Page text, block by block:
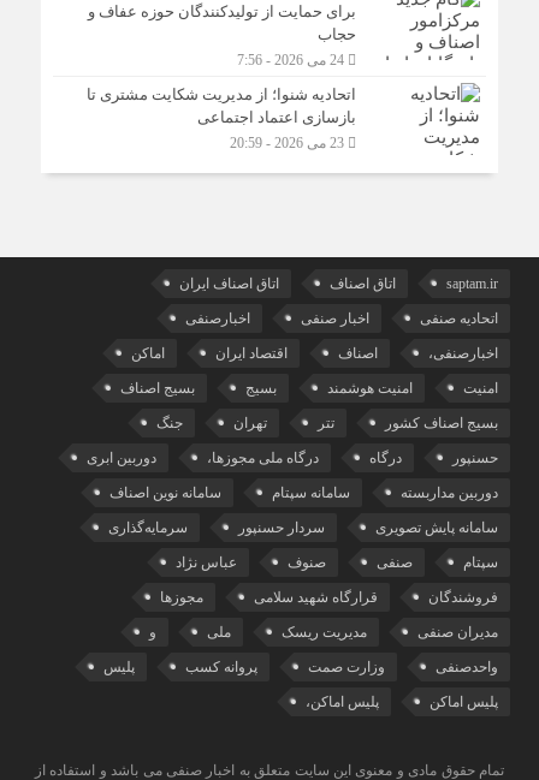
برای حمایت از تولیدکنندگان حوزه عفاف و
حجاب
24 می 2026 - 7:56
اتحادیه شنوا؛ از مدیریت شکایت مشتری تا
بازسازی اعتماد اجتماعی ‌
23 می 2026 - 20:59
saptam.ir اتاق اصناف اتاق اصناف ایران
اتحادیه صنفی اخبار صنفی اخبارصنفی
اخبارصنفی، اصناف اقتصاد ایران اماکن
امنیت امنیت هوشمند بسیج بسیج اصناف
بسیج اصناف کشور تتر تهران جنگ
حسنپور درگاه درگاه ملی مجوزها، دوربین ابری
دوربین مداربسته سامانه سپتام سامانه نوین اصناف
سامانه پایش تصویری سردار حسنپور سرمایه‌گذاری
سپتام صنفی صنوف عباس نژاد
فروشندگان قرارگاه شهید سلامی مجوزها
مدیران صنفی مدیریت ریسک ملی و
واحدصنفی وزارت صمت پروانه کسب پلیس
پلیس اماکن پلیس اماکن،
تمام حقوق مادی و معنوی این سایت متعلق به اخبار صنفی می باشد و استفاده از